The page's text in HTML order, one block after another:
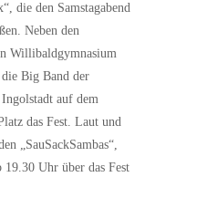
die den Samstagabend
Neben den
Willibaldgymnasium
Big Band der
auf dem
das Fest. Laut und
„SauSackSambas“,
19.30 Uhr über das Fest